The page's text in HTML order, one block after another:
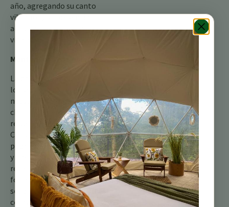
año, agregando su canto
vibrante y su presencia
activa al rico tapiz de la
vida aviar.
Mantén los Ojos Abiertos
La próxima vez que explore
los senderos alrededor de
nuestro refugio, escuche el
chirrido áspero que
resuena en los matorrales.
Con un poco de paciencia,
podrías ver a este pequeño
y enérgico cantor,
revoloteando entre el
follaje con sus lentes de
sol amarillo brillante y un
corazón lleno de